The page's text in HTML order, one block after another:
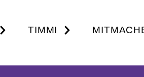
TIMMI